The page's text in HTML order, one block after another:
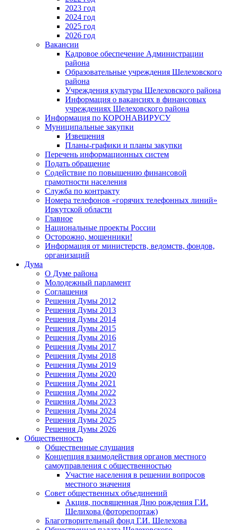
2023 год
2024 год
2025 год
2026 год
Вакансии
Кадровое обеспечение Администрации
района
Образовательные учреждения Шелеховского
района
Учреждения культуры Шелеховского района
Информация о вакансиях в финансовых
учреждениях Шелеховского района
Информация по КОРОНАВИРУСУ
Муниципальные закупки
Извещения
Планы-графики и планы закупки
Перечень информационных систем
Подать обращение
Содействие по повышению финансовой
грамотности населения
Служба по контракту
Номера телефонов «горячих телефонных линий»
Иркутской области
Главное
Национальные проекты России
Осторожно, мошенники!
Информация от министерств, ведомств, фондов,
организаций
Дума
О Думе района
Молодежный парламент
Соглашения
Решения Думы 2012
Решения Думы 2013
Решения Думы 2014
Решения Думы 2015
Решения Думы 2016
Решения Думы 2017
Решения Думы 2018
Решения Думы 2019
Решения Думы 2020
Решения Думы 2021
Решения Думы 2022
Решения Думы 2023
Решения Думы 2024
Решения Думы 2025
Решения Думы 2026
Общественность
Общественные слушания
Концепция взаимодействия органов местного
самоуправления с общественностью
Участие населения в решении вопросов
местного значения
Совет общественных объединений
Акция, посвященная Дню рождения Г.И.
Шелихова (фоторепортаж)
Благотворительный фонд Г.И. Шелехова